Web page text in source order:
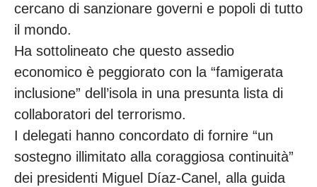
cercano di sanzionare governi e popoli di tutto
il mondo.
Ha sottolineato che questo assedio
economico è peggiorato con la “famigerata
inclusione” dell’isola in una presunta lista di
collaboratori del terrorismo.
I delegati hanno concordato di fornire “un
sostegno illimitato alla coraggiosa continuità”
dei presidenti Miguel Díaz-Canel, alla guida